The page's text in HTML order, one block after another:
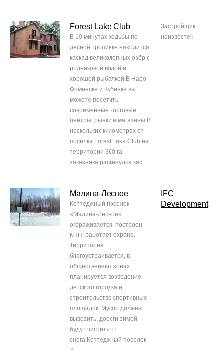
Forest Lake Club
В 10 минутах ходьбы по
лесной тропинке находится
каскад великолепных озёр с
родниковой водой и
хорошей рыбалкой.В Наро-
Фоминске и Кубинке вы
можете посетить
современные торговые
центры, рынки и магазины.В
нескольких километрах от
посёлка Forest Lake Club на
территории 360 га
заказника раскинулся кас...
Застройщик
неизвестен
Малина-Лесное
Коттеджный поселок
«Малина-Лесное»
огораживается, построен
КПП, работает охрана.
Территория
благоустраивается, в
общественных зонах
планируется возведение
детского городка и
строительство спортивных
площадок. Мусор должны
вывозить, дороги зимой
будут чистить от
снега.Коттеджный поселок
IFC
Development